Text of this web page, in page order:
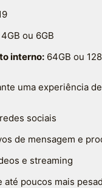
4GB ou 6GB
interno: 64GB ou
uma experiência
sociais
de mensagem e
e streaming
até poucos mais